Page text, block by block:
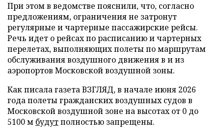
При этом в ведомстве пояснили, что, согласно
предложениям, ограничения не затронут
регулярные и чартерные пассажирские рейсы.
Речь идет о рейсах по расписанию и чартерных
перелетах, выполняющих полеты по маршрутам
обслуживания воздушного движения в и из
аэропортов Московской воздушной зоны.
Как писала газета ВЗГЛЯД, в начале июня 2026
года полеты гражданских воздушных судов в
Московской воздушной зоне на высотах от 0 до
5100 м будутполностью запрещены.